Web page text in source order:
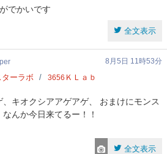
でかいです
全文表示
8月5日 11時53分
ターラボ 3656 ＫＬａｂ
キオクシアアゲアゲ、 おまけにモンス
んか今日来てるー！！
全文表示